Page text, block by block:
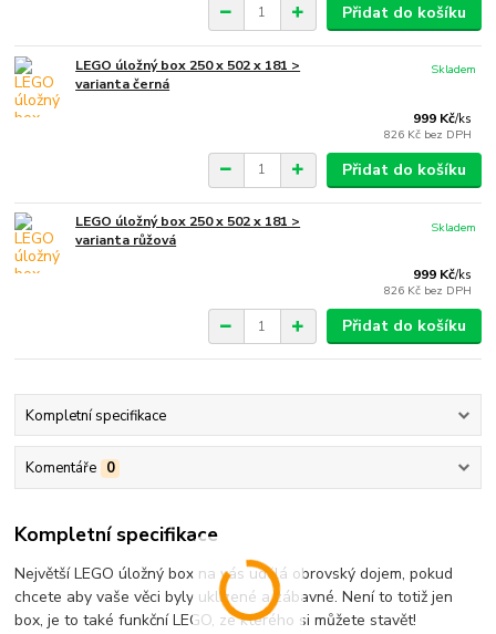
Přidat do košíku
LEGO úložný box 250 x 502 x 181 >
varianta černá
999 Kč/ks
826 Kč bez DPH
Skladem
Přidat do košíku
LEGO úložný box 250 x 502 x 181 >
varianta růžová
999 Kč/ks
826 Kč bez DPH
Skladem
Přidat do košíku
Kompletní specifikace
Komentáře 0
Kompletní specifikace
Největší LEGO úložný box na vás udělá obrovský dojem, pokud
chcete aby vaše věci byly uklizené a zábavné. Není to totiž jen
box, je to také funkční LEGO, ze kterého si můžete stavět!